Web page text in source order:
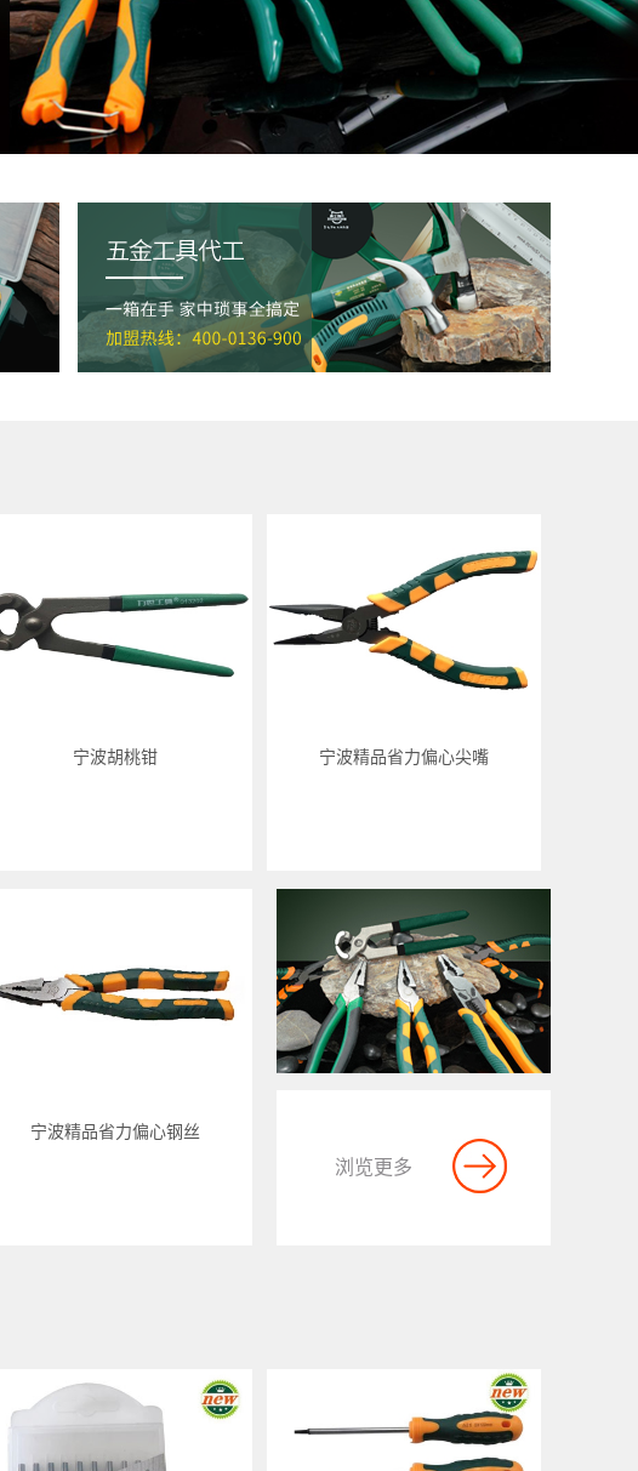
宁波胡桃钳 宁波精品省力偏心尖嘴
宁波精品省力偏心钢丝
浏览更多